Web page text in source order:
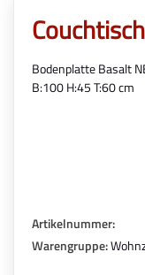
Bodenplatte Basalt
B:100 H:45 T:60 cm
Artikelnummer:
Warengruppe: